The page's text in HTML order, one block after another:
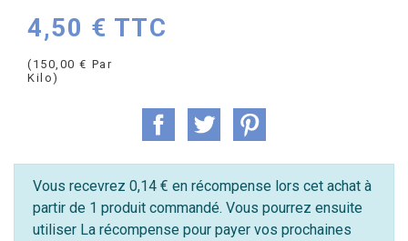
4,50 € TTC
(150,00 € Par
Kilo)
Vous recevrez 0,14 € en récompense lors cet achat à
partir de 1 produit commandé. Vous pourrez ensuite
utiliser La récompense pour payer vos prochaines